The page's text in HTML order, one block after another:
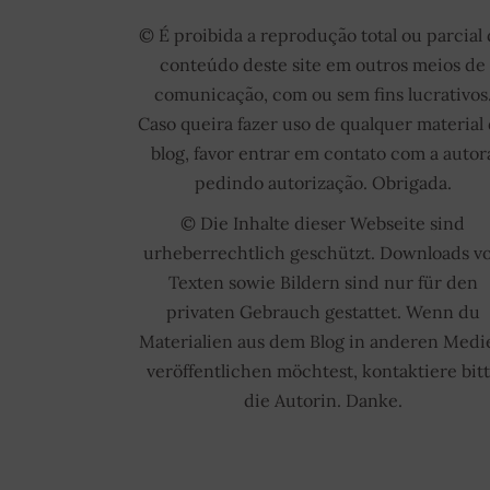
© É proibida a reprodução total ou parcial
conteúdo deste site em outros meios de
comunicação, com ou sem fins
Caso queira fazer uso de qualquer material
blog, favor entrar em contato com a
pedindo autorização. Obrigada.
© Die Inhalte dieser Webseite sind
urheberrechtlich geschützt. Downloads
Texten sowie Bildern sind nur für den
privaten Gebrauch gestattet. Wenn du
Materialien aus dem Blog in anderen
veröffentlichen möchtest, kontaktiere
die Autorin. Danke.